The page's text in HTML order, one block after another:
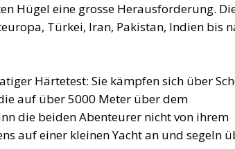
Hügel eine grosse Herausforderung.
Türkei, Iran, Pakistan, Indien bis
Härtetest: Sie kämpfen sich über
auf über 5000 Meter über dem
die beiden Abenteurer nicht von ihrem
auf einer kleinen Yacht an und segeln